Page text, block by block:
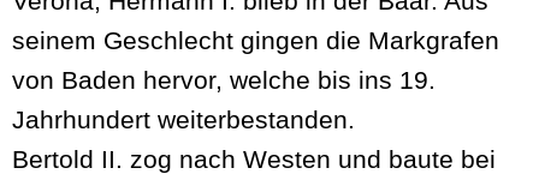
seinem Geschlecht gingen die Markgrafen
von Baden hervor, welche bis ins 19.
Jahrhundert weiterbestanden.
Bertold II. zog nach Westen und baute bei